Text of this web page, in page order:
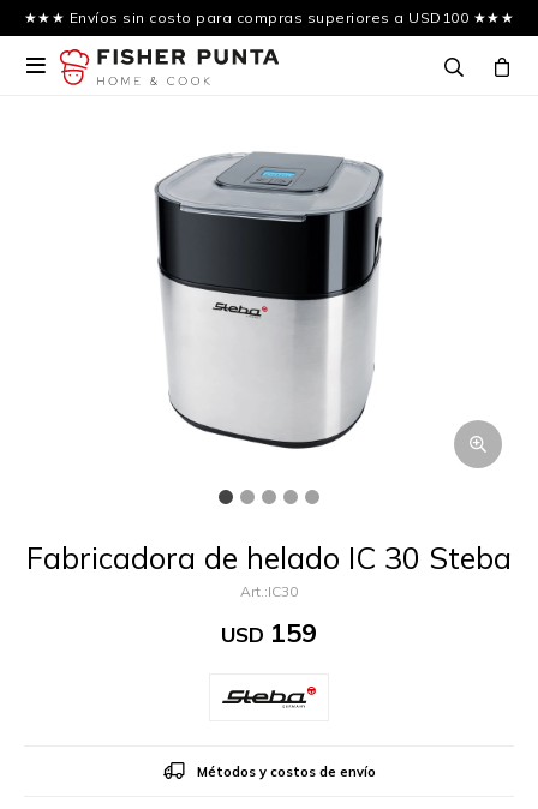
★★★ Envíos sin costo para compras superiores a USD100 ★★★

Fabricadora de helado IC 30 Steba
IC30
USD 159
Métodos y costos de envío